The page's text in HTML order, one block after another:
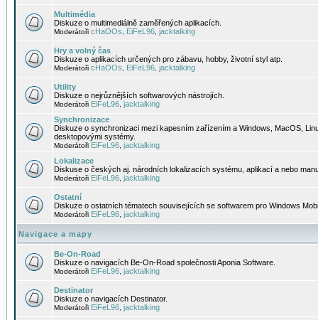
Multimédia
Diskuze o multimediálně zaměřených aplikacích.
Moderátoři cHaOOs EiFeL96 jacktalking
Hry a volný čas
Diskuze o aplikacích určených pro zábavu, hobby, životní styl atp.
Moderátoři cHaOOs EiFeL96 jacktalking
Utility
Diskuze o nejrůznějších softwarových nástrojích.
Moderátoři EiFeL96 jacktalking
Synchronizace
Diskuze o synchronizaci mezi kapesním zařízením a Windows, MacOS,
desktopovými systémy.
Moderátoři EiFeL96 jacktalking
Lokalizace
Diskuse o českých aj. národních lokalizacích systému, aplikací a nebo
Moderátoři EiFeL96 jacktalking
Ostatní
Diskuze o ostatních tématech souvisejících se softwarem pro Windows
Moderátoři EiFeL96 jacktalking
Navigace a mapy
Be-On-Road
Diskuze o navigacích Be-On-Road společnosti Aponia Software.
Moderátoři EiFeL96 jacktalking
Destinator
Diskuze o navigacích Destinator.
Moderátoři EiFeL96 jacktalking